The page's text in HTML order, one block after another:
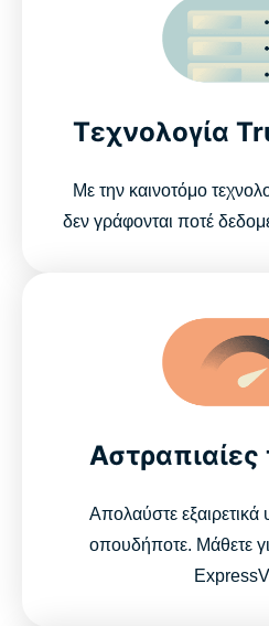
Τεχνολογία
Με την καινοτόμο
δεν γράφονται ποτέ
Αστραπιαίες
Απολαύστε εξαιρετικά
οπουδήποτε. Μάθετε